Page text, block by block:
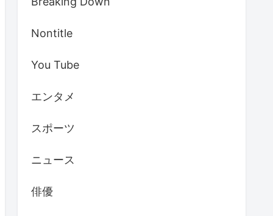
Nontitle
You Tube
エンタメ
スポーツ
ニュース
俳優